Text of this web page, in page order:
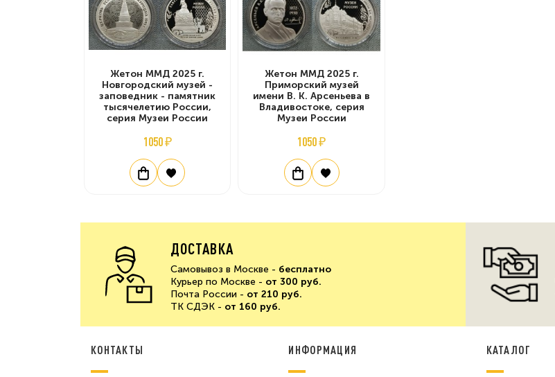
Жетон ММД 2025 г.
Новгородский музей -
заповедник - памятник
тысячелетию России,
серия Музеи России
1050 ₽
Жетон ММД 2025 г.
Приморский музей
имени В. К. Арсеньева в
Владивостоке, серия
Музеи России
1050 ₽
ДОСТАВКА
Самовывоз в Москве - бесплатно
Курьер по Москве - от 300 руб.
Почта России - от 210 руб.
ТК СДЭК - от 160 руб.
КОНТАКТЫ ИНФОРМАЦИЯ КАТАЛОГ